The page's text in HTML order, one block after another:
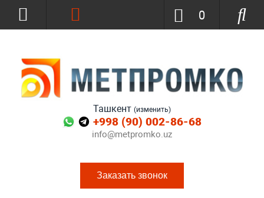
Ташкент (изменить)
+998 (90) 002-86-68
info@metpromko.uz
Заказать звонок
0